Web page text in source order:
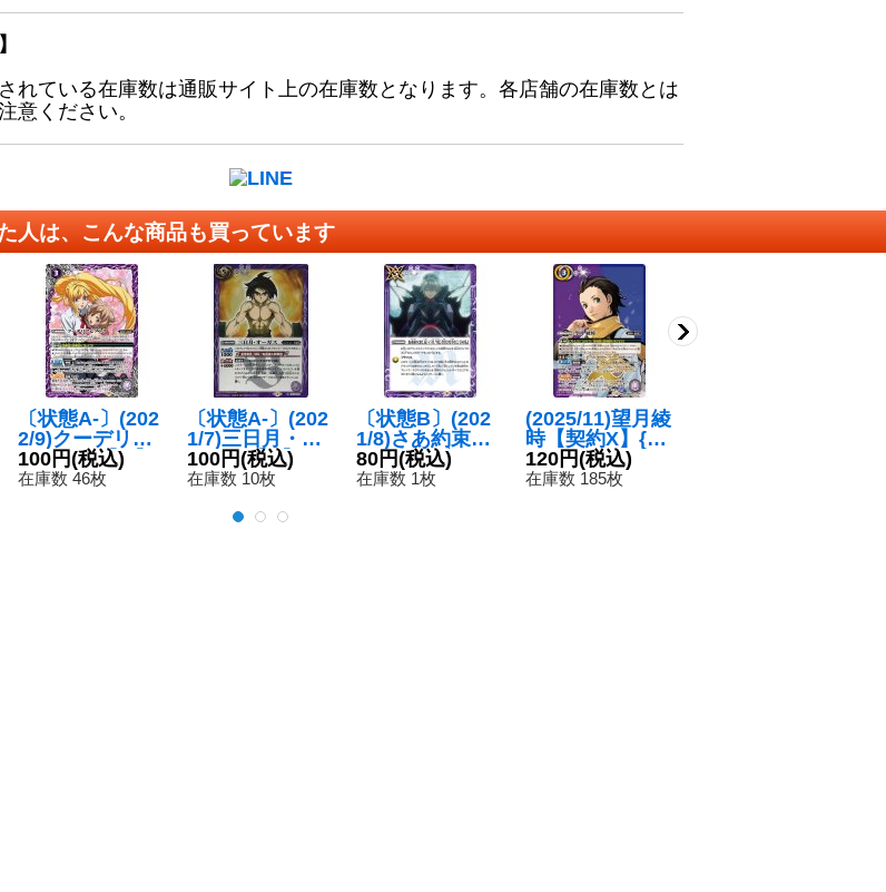
れている在庫数は通販サイト上の在庫数となります。各店舗の在庫数とは
意ください。
人は、こんな商品も買っています
〔状態A-〕(202
2/9)クーデリア
＆アトラ【M】
{CB25-069}
100円(税込)
在庫数 46枚
〔状態A-〕(202
1/7)三日月・オ
ーガス【R】{C
B16-056}《紫》
100円(税込)
在庫数 10枚
〔状態B〕(202
1/8)さあ約束の
ときだ、碇シン
ジ君。今度こそ
80円(税込)
在庫数 1枚
(2025/11)望月綾
時【契約X】{C
B33-CX02}
《多》
120円(税込)
在庫数 185枚